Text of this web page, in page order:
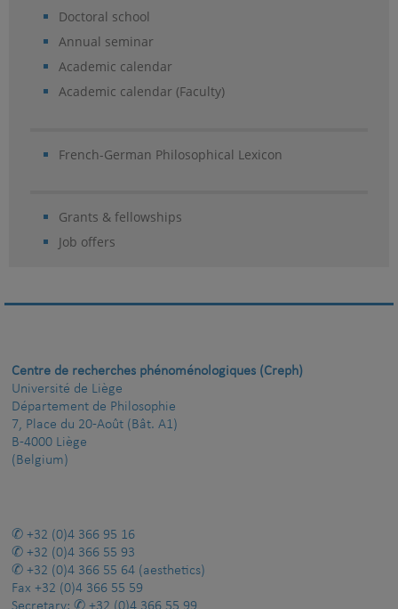
Doctoral school
Annual seminar
Academic calendar
Academic calendar (Faculty)
French-German Philosophical Lexicon
Grants & fellowships
Job offers
Centre de recherches phénoménologiques (Creph)
Université de Liège
Département de Philosophie
7, Place du 20-Août (Bât. A1)
B-4000 Liège
(Belgium)
+32 (0)4 366 95 16
+32 (0)4 366 55 93
+32 (0)4 366 55 64 (aesthetics)
Fax +32 (0)4 366 55 59